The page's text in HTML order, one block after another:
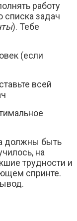
работу
списка задач
). Тебе
(если
всей
должны быть
на
трудности и
спринте.